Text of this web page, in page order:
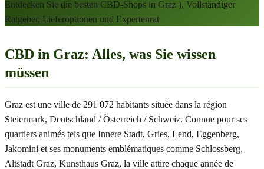
Entdecken Sie die besten CBD-Shops in Graz ). Vollständiger
Ratgeber, Lieferoptionen und Expertenrat
CBD in Graz: Alles, was Sie wissen
müssen
Graz est une ville de 291 072 habitants située dans la région
Steiermark, Deutschland / Österreich / Schweiz. Connue pour ses
quartiers animés tels que Innere Stadt, Gries, Lend, Eggenberg,
Jakomini et ses monuments emblématiques comme Schlossberg,
Altstadt Graz, Kunsthaus Graz, la ville attire chaque année de